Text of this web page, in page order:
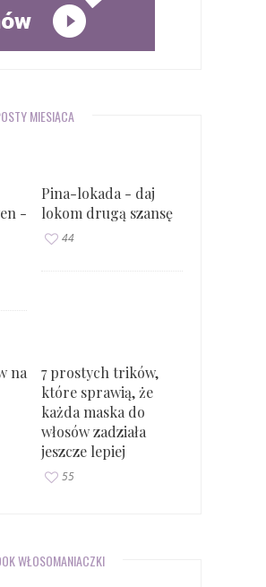
MIESIĄCA
-
Pina-lokada - daj
lokom drugą szansę
44
na
7 prostych trików,
które sprawią, że
każda maska do
włosów zadziała
jeszcze lepiej
55
WŁOSOMANIACZKI